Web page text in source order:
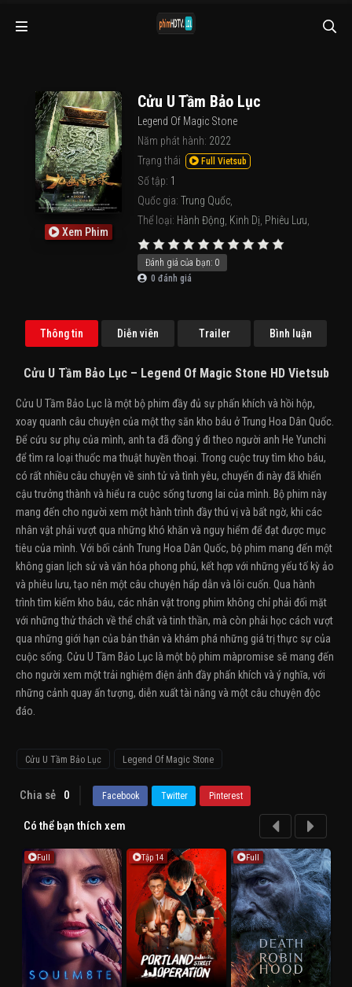
Xem Phim
Cửu U Tầm Bảo Lục
Legend Of Magic Stone
Năm phát hành: 2022
Trạng thái
Full Vietsub
Số tập: 1
Quốc gia: Trung Quốc
Thể loại: Hành Động Kinh Dị Phiêu Lưu
Đánh giá của bạn: 0
0 đánh giá
Thông tin Diễn viên Trailer Bình luận
Cửu U Tầm Bảo Lục – Legend Of Magic Stone HD Vietsub
Cửu U Tầm Bảo Lục là một bộ phim đầy đủ sự phấn khích và hồi hộp,
xoay quanh câu chuyện của một thợ săn kho báu ở Trung Hoa Dân Quốc.
Để cứu sư phụ của mình, anh ta đã đồng ý đi theo người anh He Yunchi
để tìm ra loại thuốc ma thuật huyền thoại. Trong cuộc truy tìm kho báu,
có rất nhiều câu chuyện về sinh tử và tình yêu, chuyến đi này đã khiến
cậu trưởng thành và hiểu ra cuộc sống tương lai của mình. Bộ phim này
mang đến cho người xem một hành trình đầy thú vị và bất ngờ, khi các
nhân vật phải vượt qua những khó khăn và nguy hiểm để đạt được mục
tiêu của mình. Với bối cảnh Trung Hoa Dân Quốc, bộ phim mang đến một
không gian lịch sử và văn hóa phong phú, kết hợp với những yếu tố kỳ ảo
và phiêu lưu, tạo nên một câu chuyện hấp dẫn và lôi cuốn. Qua hành
trình tìm kiếm kho báu, các nhân vật trong phim không chỉ phải đối mặt
với những thử thách về thể chất và tinh thần, mà còn phải học cách vượt
qua những giới hạn của bản thân và khám phá những giá trị thực sự của
cuộc sống. Cửu U Tầm Bảo Lục là một bộ phim màpromise sẽ mang đến
cho người xem một trải nghiệm điện ảnh đầy phấn khích và ý nghĩa, với
những cảnh quay ấn tượng, diễn xuất tài năng và một câu chuyện độc
đáo.
Cửu U Tầm Bảo Lục Legend Of Magic Stone
Chia sẻ 0 Facebook Twitter Pinterest
Có thể bạn thích xem
Full Tập 14 Full